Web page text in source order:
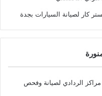
كار لصيانة السيارات بجدة
الردادي لصيانة وفحص